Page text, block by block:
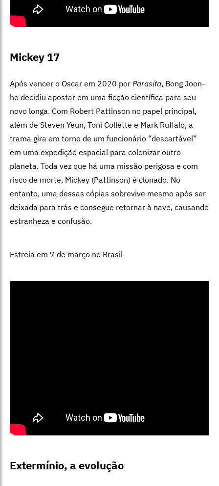
Mickey 17
Após vencer o Oscar em 2020 por Parasita, Bong Joon-
ho decidiu apostar em uma ficção científica para seu
novo longa. Com Robert Pattinson no papel principal,
além de Steven Yeun, Toni Collette e Mark Ruffalo, a
trama gira em torno de um funcionário “descartável”
em uma expedição espacial para colonizar outro
planeta. Toda vez que há uma missão perigosa e com
risco de morte, Mickey (Pattinson) é clonado. No
entanto, uma dessas cópias sobrevive mesmo após ser
deixada para trás e consegue retornar à nave, causando
estranheza e confusão.
Estreia em 7 de março no Brasil
Extermínio, a evolução